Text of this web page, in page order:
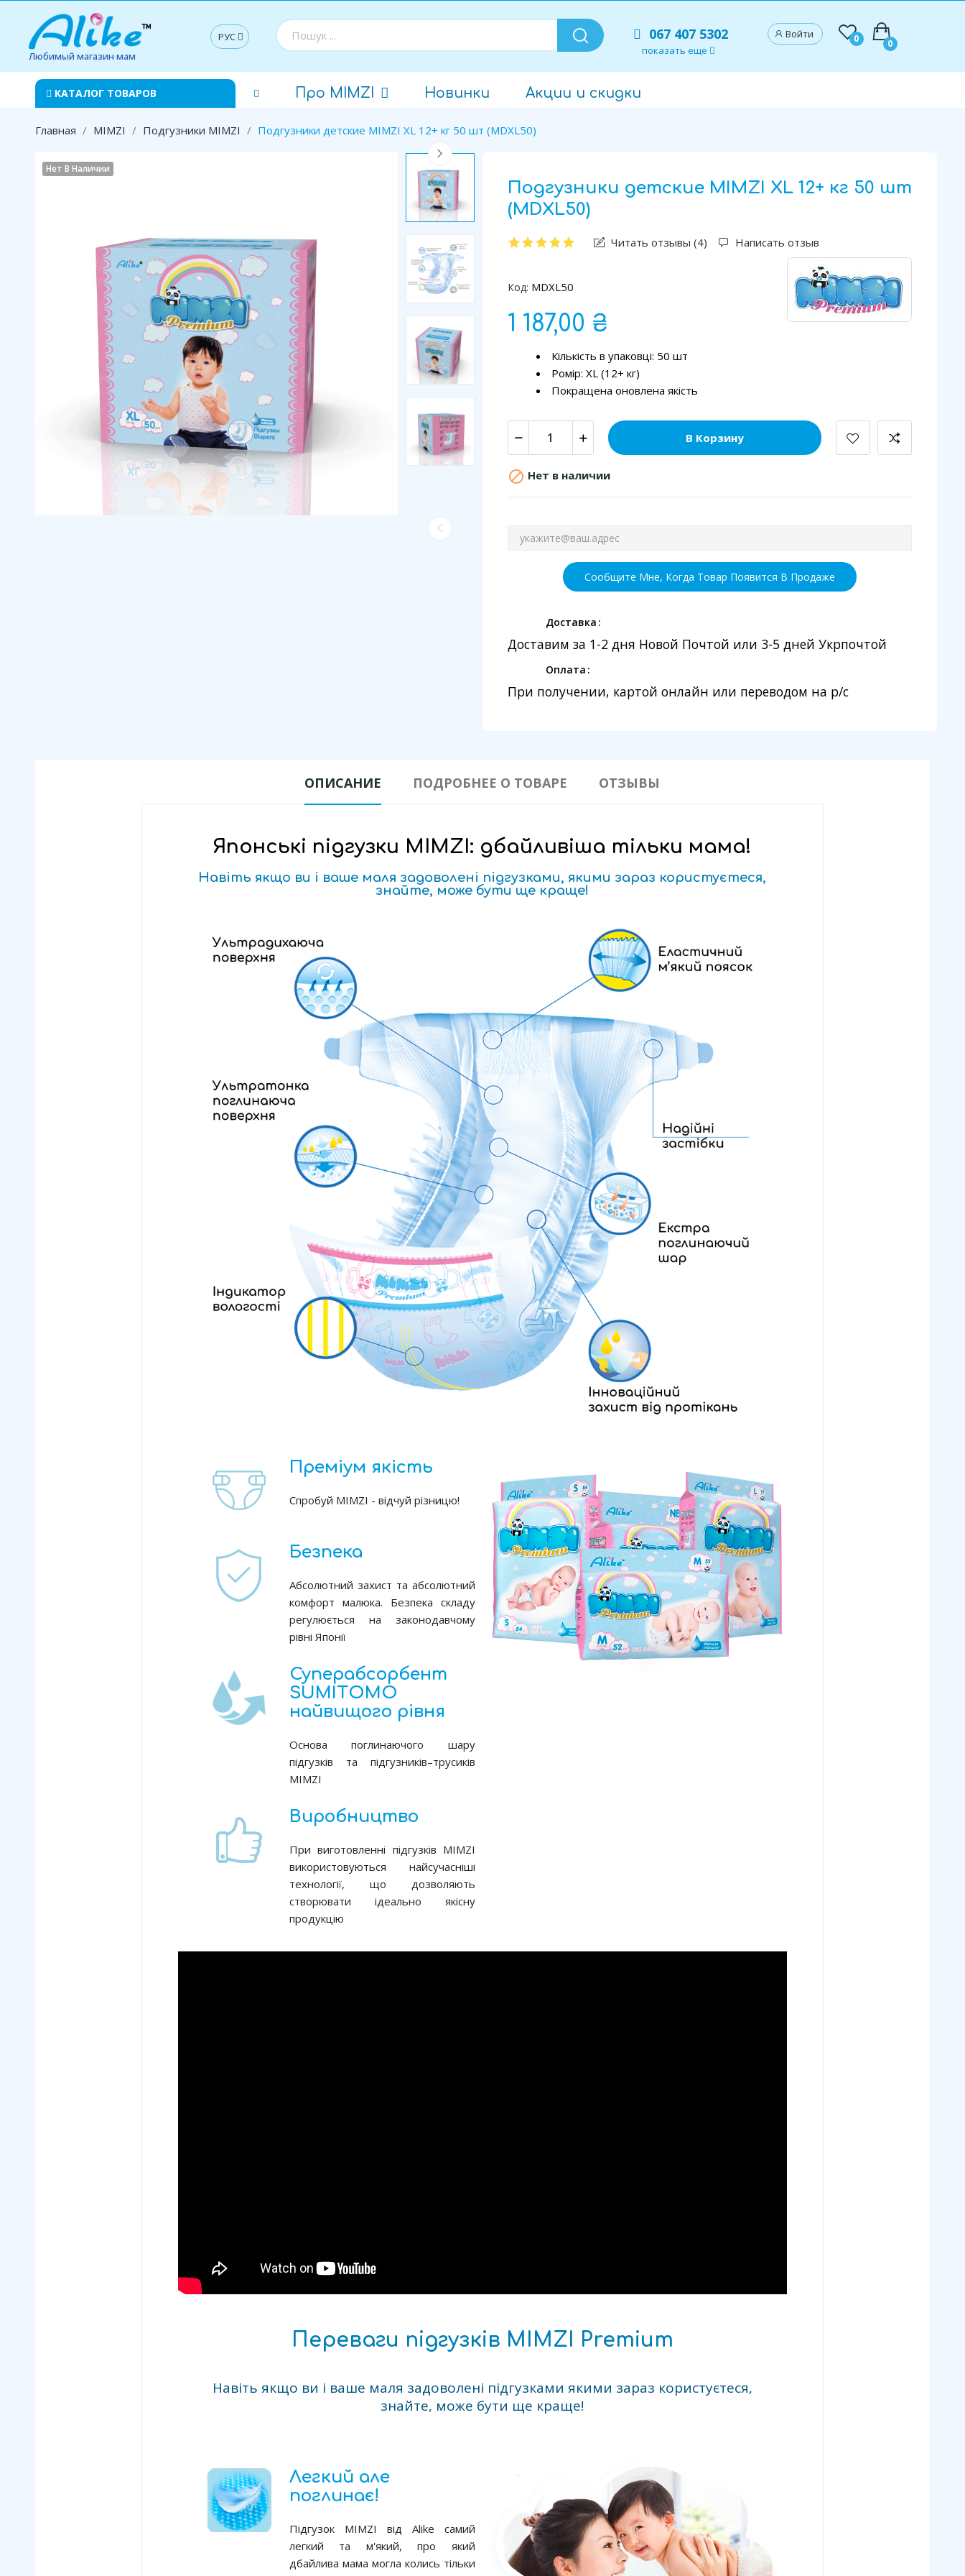
Любимый магазин мам
РУС 067 407 5302
показать еще
Войти 0 0
КАТАЛОГ ТОВАРОВ Про MIMZI Новинки Акции и скидки
Главная MIMZI Подгузники MIMZI Подгузники детские MIMZI XL 12+ кг 50 шт (MDXL50)
Нет В Наличии
Подгузники детские MIMZI XL 12+ кг 50 шт
(MDXL50)
Читать отзывы (4) Написать отзыв
Код: MDXL50
1 187,00 ₴
Кількість в упаковці: 50 шт
Ромір: XL (12+ кг)
Покращена оновлена якість
В Корзину
 Нет в наличии
Сообщите Мне, Когда Товар Появится В Продаже
Доставка
Доставим за 1-2 дня Новой Почтой или 3-5 дней Укрпочтой
Оплата
При получении, картой онлайн или переводом на p/с
ОПИСАНИЕ ПОДРОБНЕЕ О ТОВАРЕ ОТЗЫВЫ
Японські підгузки MIMZI: дбайливіша тільки мама!
Навіть якщо ви і ваше маля задоволені підгузками, якими зараз користуєтеся,
знайте, може бути ще краще!
Преміум якість
Спробуй MIMZI - відчуй різницю!
Безпека
Абсолютний захист та абсолютний
комфорт малюка. Безпека складу
регулюється на законодавчому
рівні Японії
Суперабсорбент
SUMITOMO
найвищого рівня
Основа поглинаючого шару
підгузків та підгузників–трусиків
MIMZI
Виробництво
При виготовленні підгузків MIMZI
використовуються найсучасніші
технології, що дозволяють
створювати ідеально якісну
продукцію
Переваги підгузків MIMZI Premium
Навіть якщо ви і ваше маля задоволені підгузками якими зараз користуєтеся,
знайте, може бути ще краще!
Легкий але
поглинає!
Підгузок MIMZI від Alike самий
легкий та м'який, про який
дбайлива мама могла колись тільки